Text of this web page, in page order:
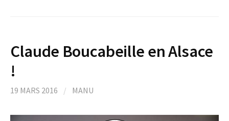
Claude Boucabeille en Alsace
!
19 MARS 2016 / MANU